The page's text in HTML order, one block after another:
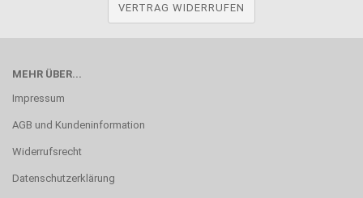
VERTRAG WIDERRUFEN
MEHR ÜBER...
Impressum
AGB und Kundeninformation
Widerrufsrecht
Datenschutzerklärung